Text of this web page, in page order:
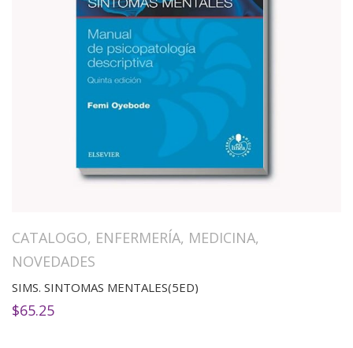
CATALOGO, ENFERMERÍA, MEDICINA,
NOVEDADES
SIMS. SINTOMAS MENTALES(5ED)
$65.25